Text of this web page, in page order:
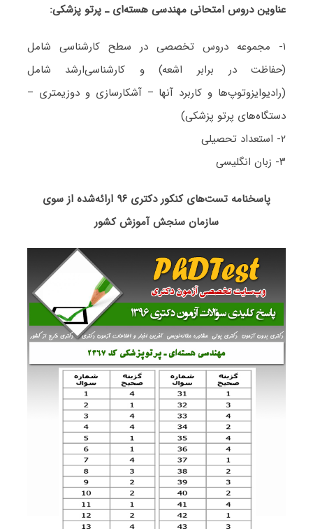
عناوین دروس امتحانی مهندسی هسته‌ای ـ پرتو پزشکی:
۱- مجموعه دروس تخصصی در سطح کارشناسی شامل
(حفاظت در برابر اشعه) و کارشناسی‌ارشد شامل
(رادیوایزوتوپ‌ها و کاربرد آنها – آشکارسازی و دوزیمتری –
دستگاه‌های پرتو پزشکی)
۲- استعداد تحصیلی
۳- زبان انگلیسی
پاسخنامه تست‌های کنکور دکتری ۹۶ ارائه‌شده از سوی
سازمان سنجش آموزش کشور